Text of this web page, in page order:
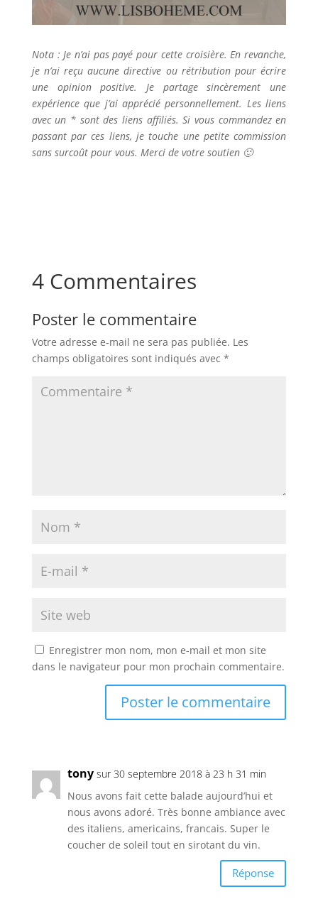
Nota : Je n’ai pas payé pour cette croisière. En revanche,
je n’ai reçu aucune directive ou rétribution pour écrire
une opinion positive. Je partage sincèrement une
expérience que j’ai apprécié personnellement. Les liens
avec un * sont des liens affiliés. Si vous commandez en
passant par ces liens, je touche une petite commission
sans surcoût pour vous. Merci de votre soutien 🙂
4 Commentaires
Poster le commentaire
Votre adresse e-mail ne sera pas publiée. Les
champs obligatoires sont indiqués avec *
Enregistrer mon nom, mon e-mail et mon site
dans le navigateur pour mon prochain commentaire.
tony sur 30 septembre 2018 à 23 h 31 min
Nous avons fait cette balade aujourd’hui et
nous avons adoré. Très bonne ambiance avec
des italiens, americains, francais. Super le
coucher de soleil tout en sirotant du vin.
Réponse